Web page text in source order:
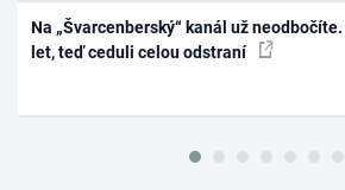
Na „Švarcenberský“ kanál už
let, teď ceduli celou odstraní